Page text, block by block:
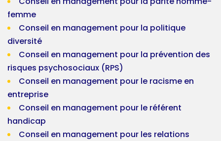
femme
Conseil en management pour la politique
diversité
Conseil en management pour la prévention des
risques psychosociaux (RPS)
Conseil en management pour le racisme en
entreprise
Conseil en management pour le référent
handicap
Conseil en management pour les relations